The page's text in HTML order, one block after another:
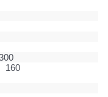
160